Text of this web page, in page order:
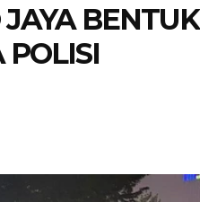
BENTUK
POLISI